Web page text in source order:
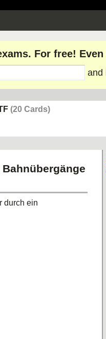
For free!
and
(20 Cards)
durch ein